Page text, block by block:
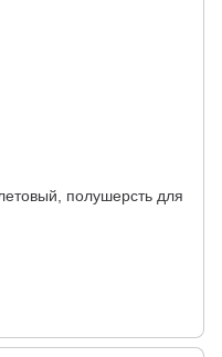
полушерсть для